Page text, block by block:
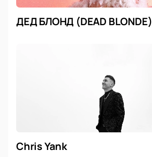
ДЕД БЛОНД (DEAD BLONDE)
Chris Yank